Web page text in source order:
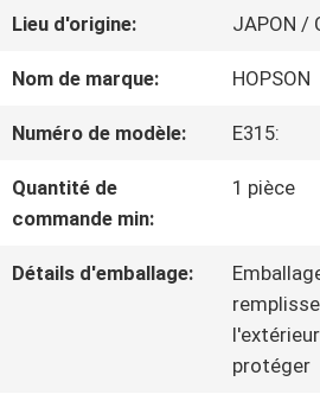
NOUS
Lieu d'origine: JAPON /
Nom de marque: HOPSON
Numéro de modèle: E315:
Quantité de
commande min:
1 pièce
Détails d'emballage:
protéger